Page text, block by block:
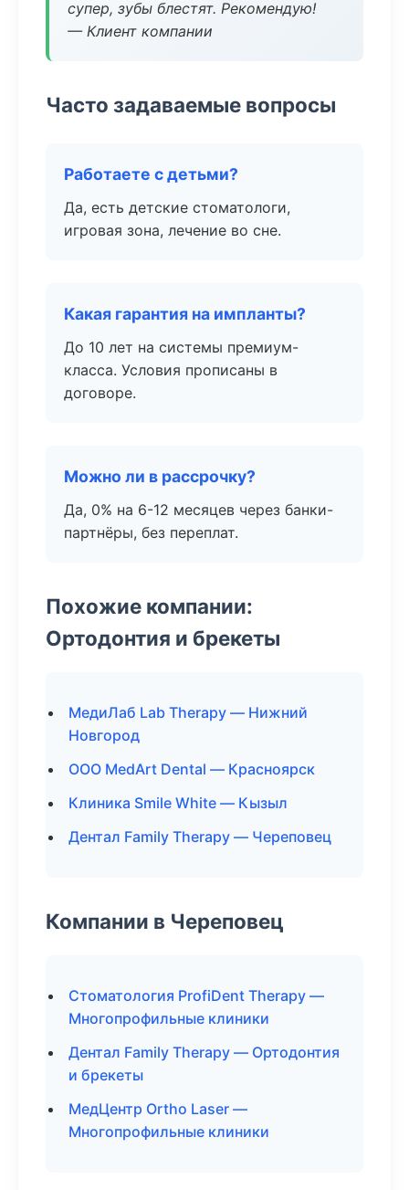
супер, зубы блестят. Рекомендую!
— Клиент компании
Часто задаваемые вопросы
Работаете с детьми?
Да, есть детские стоматологи,
игровая зона, лечение во сне.
Какая гарантия на импланты?
До 10 лет на системы премиум-
класса. Условия прописаны в
договоре.
Можно ли в рассрочку?
Да, 0% на 6-12 месяцев через банки-
партнёры, без переплат.
Похожие компании:
Ортодонтия и брекеты
МедиЛаб Lab Therapy — Нижний
Новгород
ООО MedArt Dental — Красноярск
Клиника Smile White — Кызыл
Дентал Family Therapy — Череповец
Компании в Череповец
Стоматология ProfiDent Therapy —
Многопрофильные клиники
Дентал Family Therapy — Ортодонтия
и брекеты
МедЦентр Ortho Laser —
Многопрофильные клиники